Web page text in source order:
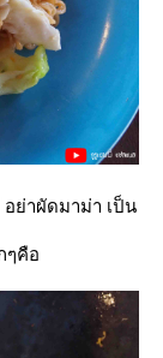
ย่าผัดมาม่า เป็น
ๆคือ